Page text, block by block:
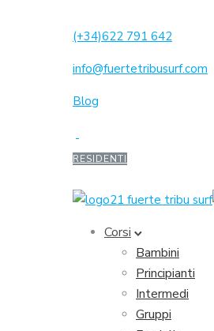
(+34)622 791 642
info@fuertetribusurf.com
Blog
RESIDENTI
Corsi
Bambini
Principianti
Intermedi
Gruppi